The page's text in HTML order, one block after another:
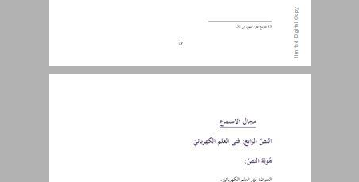
2.2 الفصلُ الثاني: نتعلّم مِنَ الحَيَوان ... 19